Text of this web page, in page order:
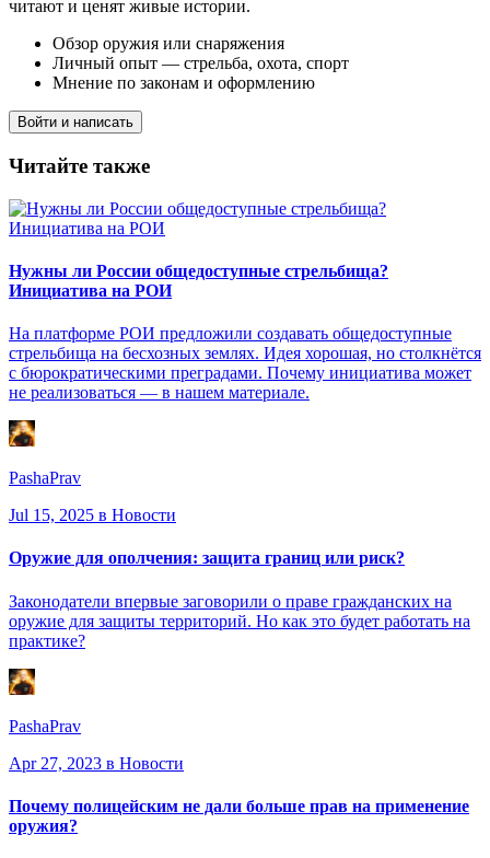
читают и ценят живые истории.
Обзор оружия или снаряжения
Личный опыт — стрельба, охота, спорт
Мнение по законам и оформлению
Войти и написать
Читайте также
Нужны ли России общедоступные стрельбища?
Инициатива на РОИ
На платформе РОИ предложили создавать общедоступные
стрельбища на бесхозных землях. Идея хорошая, но столкнётся
с бюрократическими преградами. Почему инициатива может
не реализоваться — в нашем материале.
PashaPrav
Jul 15, 2025 в Новости
Оружие для ополчения: защита границ или риск?
Законодатели впервые заговорили о праве гражданских на
оружие для защиты территорий. Но как это будет работать на
практике?
PashaPrav
Apr 27, 2023 в Новости
Почему полицейским не дали больше прав на применение
оружия?